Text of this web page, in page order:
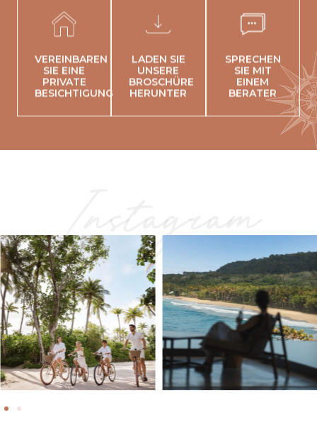
VEREINBAREN
SIE EINE
PRIVATE
BESICHTIGUNG
LADEN SIE
UNSERE
BROSCHÜRE
HERUNTER
SPRECHEN
SIE MIT
EINEM
BERATER
Instagram